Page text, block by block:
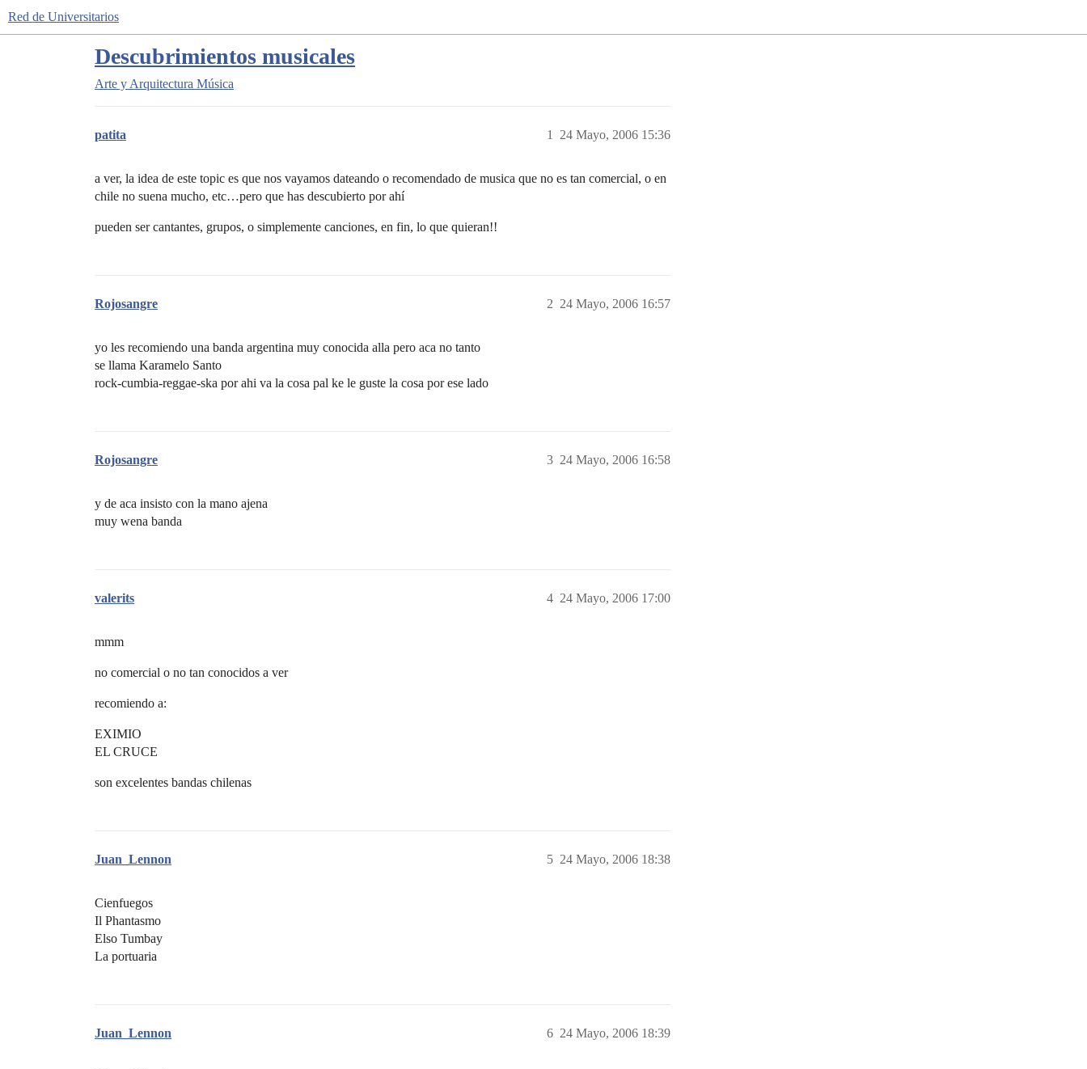
Red de Universitarios
Descubrimientos musicales
Arte y Arquitectura Música
patita 24 Mayo, 2006 15:36
1
a ver, la idea de este topic es que nos vayamos dateando o recomendado de musica que no es tan comercial, o en
chile no suena mucho, etc…pero que has descubierto por ahí
pueden ser cantantes, grupos, o simplemente canciones, en fin, lo que quieran!!
Rojosangre 24 Mayo, 2006 16:57
2
yo les recomiendo una banda argentina muy conocida alla pero aca no tanto
se llama Karamelo Santo
rock-cumbia-reggae-ska por ahi va la cosa pal ke le guste la cosa por ese lado
Rojosangre 24 Mayo, 2006 16:58
3
y de aca insisto con la mano ajena
muy wena banda
valerits 24 Mayo, 2006 17:00
4
mmm
no comercial o no tan conocidos a ver
recomiendo a:
EXIMIO
EL CRUCE
son excelentes bandas chilenas
Juan_Lennon 24 Mayo, 2006 18:38
5
Cienfuegos
Il Phantasmo
Elso Tumbay
La portuaria
Juan_Lennon 24 Mayo, 2006 18:39
6